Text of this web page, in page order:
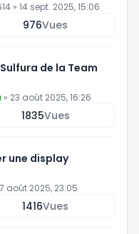
» 14 sept. 2025, 15:06
976Vues
de la Team
» 23 août 2025, 16:26
1835Vues
une display
août 2025, 23:05
1416Vues